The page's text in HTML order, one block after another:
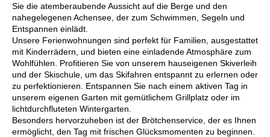
Sie die atemberaubende Aussicht auf die Berge und den
nahegelegenen Achensee, der zum Schwimmen, Segeln und
Entspannen einlädt.
Unsere Ferienwohnungen sind perfekt für Familien, ausgestattet
mit Kinderrädern, und bieten eine einladende Atmosphäre zum
Wohlfühlen. Profitieren Sie von unserem hauseigenen Skiverleih
und der Skischule, um das Skifahren entspannt zu erlernen oder
zu perfektionieren. Entspannen Sie nach einem aktiven Tag in
unserem eigenen Garten mit gemütlichem Grillplatz oder im
lichtdurchfluteten Wintergarten.
Besonders hervorzuheben ist der Brötchenservice, der es Ihnen
ermöglicht, den Tag mit frischen Glücksmomenten zu beginnen.